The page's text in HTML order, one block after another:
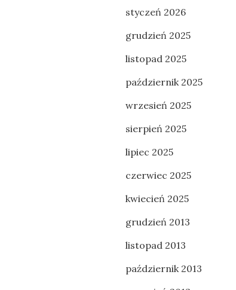
styczeń 2026
grudzień 2025
listopad 2025
październik 2025
wrzesień 2025
sierpień 2025
lipiec 2025
czerwiec 2025
kwiecień 2025
grudzień 2013
listopad 2013
październik 2013